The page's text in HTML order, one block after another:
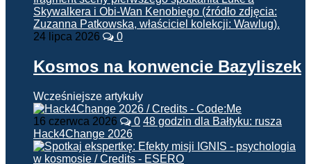
24 lipca 2026 0
Kosmos na konwencie Bazyliszek
Wcześniejsze artykuły
16 czerwca 2026 0 48 godzin dla Bałtyku: rusza
Hack4Change 2026